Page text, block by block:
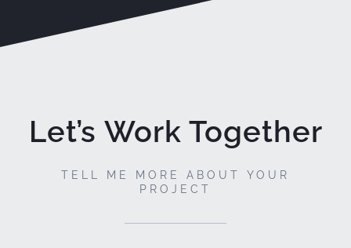
Let’s Work Together
TELL ME MORE ABOUT YOUR
PROJECT